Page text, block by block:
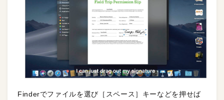
Finderでファイルを選び［スペース］キーなどを押せば